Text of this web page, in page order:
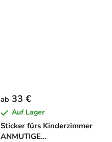
Sticker fürs Kinderzimmer
ANMUTIGE
ab 33 €
Auf Lager